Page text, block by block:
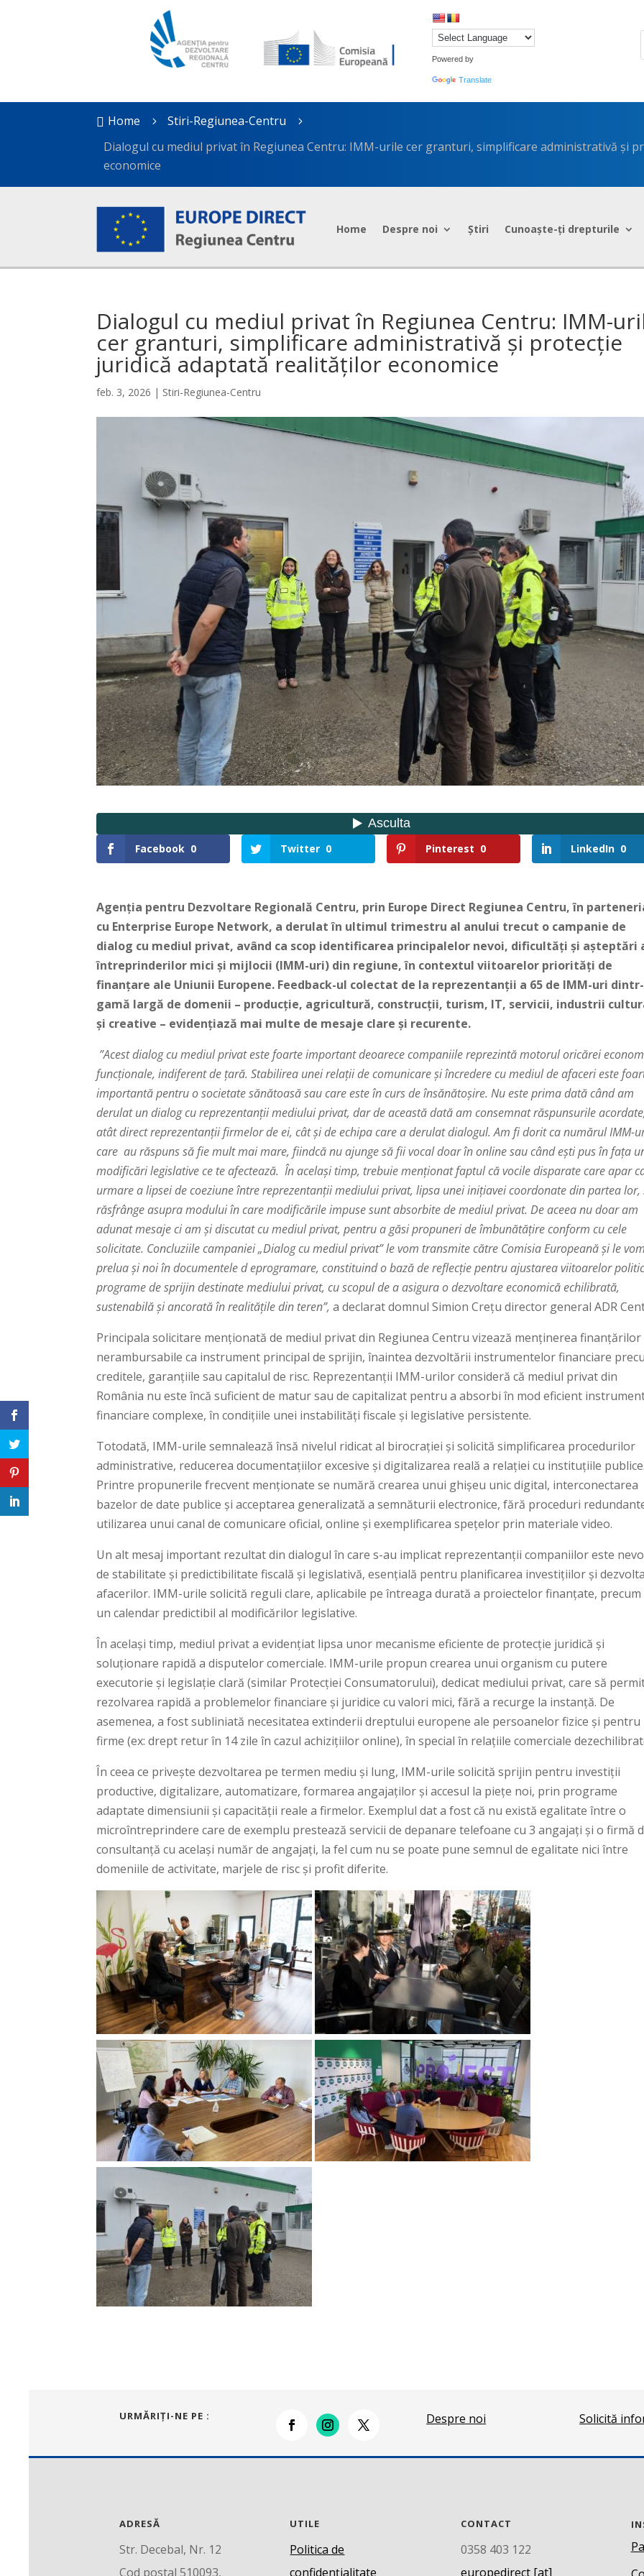
Powered by
Translate
 Home 5 Stiri-Regiunea-Centru 5
Dialogul cu mediul privat în Regiunea Centru: IMM-urile cer granturi, simplificare administrativă și
economice
Home Despre noi Știri Cunoaște-ți drepturile
Dialogul cu mediul privat în Regiunea Centru: IMM-
cer granturi, simplificare administrativă și protecție
juridică adaptată realităților economice
feb. 3, 2026 | Stiri-Regiunea-Centru
Facebook 0 Twitter 0 Pinterest 0 LinkedIn 0
Agenția pentru Dezvoltare Regională Centru, prin Europe Direct Regiunea Centru, în
cu Enterprise Europe Network, a derulat în ultimul trimestru al anului trecut o campanie de
dialog cu mediul privat, având ca scop identificarea principalelor nevoi, dificultăți și așteptări
întreprinderilor mici și mijlocii (IMM-uri) din regiune, în contextul viitoarelor priorități de
finanțare ale Uniunii Europene. Feedback-ul colectat de la reprezentanții a 65 de IMM-uri
gamă largă de domenii – producție, agricultură, construcții, turism, IT, servicii, industrii
și creative – evidențiază mai multe de mesaje clare și recurente.
”Acest dialog cu mediul privat este foarte important deoarece companiile reprezintă motorul oricărei
funcționale, indiferent de țară. Stabilirea unei relații de comunicare și încredere cu mediul de afaceri este
importantă pentru o societate sănătoasă sau care este în curs de însănătoșire. Nu este prima dată când am
derulat un dialog cu reprezentanții mediului privat, dar de această dată am consemnat răspunsurile
atât direct reprezentanții firmelor de ei, cât și de echipa care a derulat dialogul. Am fi dorit ca numărul IMM-
care au răspuns să fie mult mai mare, fiindcă nu ajunge să fii vocal doar în online sau când ești pus în fața
modificări legislative ce te afectează. În același timp, trebuie menționat faptul că vocile disparate care apar
urmare a lipsei de coeziune între reprezentanții mediului privat, lipsa unei inițiavei coordonate din partea lor,
răsfrânge asupra modului în care modificările impuse sunt absorbite de mediul privat. De aceea nu doar am
adunat mesaje ci am și discutat cu mediul privat, pentru a găsi propuneri de îmbunătățire conform cu cele
solicitate. Concluziile campaniei „Dialog cu mediul privat” le vom transmite către Comisia Europeană și le vom
prelua și noi în documentele d eprogramare, constituind o bază de reflecție pentru ajustarea viitoarelor
programe de sprijin destinate mediului privat, cu scopul de a asigura o dezvoltare economică echilibrată,
sustenabilă și ancorată în realitățile din teren”, a declarat domnul Simion Crețu director general ADR
Principala solicitare menționată de mediul privat din Regiunea Centru vizează menținerea finanțărilor
nerambursabile ca instrument principal de sprijin, înaintea dezvoltării instrumentelor financiare
creditele, garanțiile sau capitalul de risc. Reprezentanții IMM-urilor consideră că mediul privat din
România nu este încă suficient de matur sau de capitalizat pentru a absorbi în mod eficient
financiare complexe, în condițiile unei instabilități fiscale și legislative persistente.
Totodată, IMM-urile semnalează însă nivelul ridicat al birocrației și solicită simplificarea procedurilor
administrative, reducerea documentațiilor excesive și digitalizarea reală a relației cu instituțiile publice.
Printre propunerile frecvent menționate se numără crearea unui ghișeu unic digital, interconectarea
bazelor de date publice și acceptarea generalizată a semnăturii electronice, fără proceduri
utilizarea unui canal de comunicare oficial, online și exemplificarea spețelor prin materiale video.
Un alt mesaj important rezultat din dialogul în care s-au implicat reprezentanții companiilor este
de stabilitate și predictibilitate fiscală și legislativă, esențială pentru planificarea investițiilor și
afacerilor. IMM-urile solicită reguli clare, aplicabile pe întreaga durată a proiectelor finanțate, precum
un calendar predictibil al modificărilor legislative.
În același timp, mediul privat a evidențiat lipsa unor mecanisme eficiente de protecție juridică și
soluționare rapidă a disputelor comerciale. IMM-urile propun crearea unui organism cu putere
executorie și legislație clară (similar Protecției Consumatorului), dedicat mediului privat, care să
rezolvarea rapidă a problemelor financiare și juridice cu valori mici, fără a recurge la instanță. De
asemenea, a fost subliniată necesitatea extinderii dreptului europene ale persoanelor fizice și pentru
firme (ex: drept retur în 14 zile în cazul achizițiilor online), în special în relațiile comerciale
În ceea ce privește dezvoltarea pe termen mediu și lung, IMM-urile solicită sprijin pentru investiții
productive, digitalizare, automatizare, formarea angajaților și accesul la piețe noi, prin programe
adaptate dimensiunii și capacității reale a firmelor. Exemplul dat a fost că nu există egalitate între o
microîntreprindere care de exemplu prestează servicii de depanare telefoane cu 3 angajați și o firmă
consultanță cu același număr de angajați, la fel cum nu se poate pune semnul de egalitate nici între
domeniile de activitate, marjele de risc și profit diferite.
URMĂRIŢI-NE PE : Despre noi Solicită
ADRESĂ
Str. Decebal, Nr. 12
Cod postal 510093,
UTILE
Politica de
confidențialitate
CONTACT
0358 403 122
europedirect [at]